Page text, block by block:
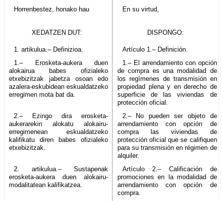
Horrenbestez, honako hau En su virtud,
XEDATZEN DUT: DISPONGO:
1. artikulua.– Definizioa.
Artículo 1.– Definición.
1.– Erosketa-aukera duen
alokairua babes ofizialeko
etxebizitzak jabetza osoan edo
azalera-eskubidean eskualdatzeko
erregimen mota bat da.
1.– El arrendamiento con opción
de compra es una modalidad de
los regímenes de transmisión en
propiedad plena y en derecho de
superficie de las viviendas de
protección oficial.
2.– Ezingo dira erosketa-
aukerarekin alokatu alokairu-
erregimenean eskualdatzeko
kalifikatu diren babes ofizialeko
etxebizitzak.
2.– No pueden ser objeto de
arrendamiento con opción de
compra las viviendas de
protección oficial que se califiquen
para su transmisión en régimen de
alquiler.
2. artikulua.– Sustapenak
erosketa-aukera duen alokairu-
modalitatean kalifikatzea.
Artículo 2.– Calificación de
promociones en la modalidad de
arrendamiento con opción de
compra.